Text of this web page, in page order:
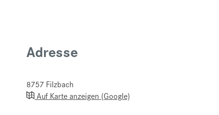
Adresse
8757 Filzbach
Auf Karte anzeigen (Google)